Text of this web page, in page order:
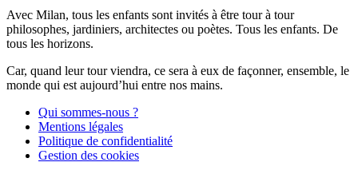
Avec Milan, tous les enfants sont invités à être tour à tour
philosophes, jardiniers, architectes ou poètes. Tous les enfants. De
tous les horizons.
Car, quand leur tour viendra, ce sera à eux de façonner, ensemble, le
monde qui est aujourd’hui entre nos mains.
Qui sommes-nous ?
Mentions légales
Politique de confidentialité
Gestion des cookies